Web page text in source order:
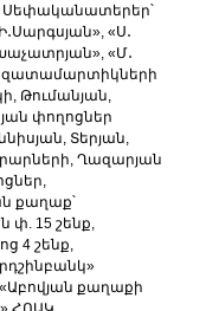
Սեփականատերեր՝
«Ս․
«Մ․
Թումանյան,
փողոցներ
Տերյան,
Ղազարյան
քաղաք՝
փ. 15 շենք,
4 շենք,
«Աբովյան քաղաքի